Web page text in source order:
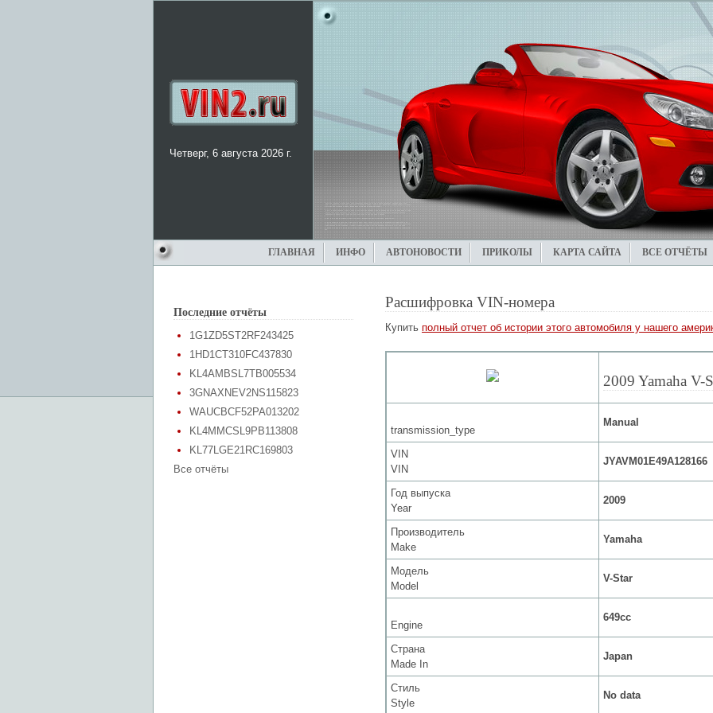
Четверг, 6 августа 2026 г.
ГЛАВНАЯ ИНФО АВТОНОВОСТИ ПРИКОЛЫ КАРТА САЙТА ВСЕ ОТЧЁТЫ
Последние отчёты
1G1ZD5ST2RF243425
1HD1CT310FC437830
KL4AMBSL7TB005534
3GNAXNEV2NS115823
WAUCBCF52PA013202
KL4MMCSL9PB113808
KL77LGE21RC169803
Все отчёты
Расшифровка VIN-номера
Купить полный отчет об истории этого автомобиля у нашего
2009 Yamaha V-
transmission_type
Manual
VIN
VIN
JYAVM01E49A128166
Год выпуска
Year
2009
Производитель
Make
Yamaha
Модель
Model
V-Star
Engine
649cc
Страна
Made In
Japan
Стиль
Style
No data